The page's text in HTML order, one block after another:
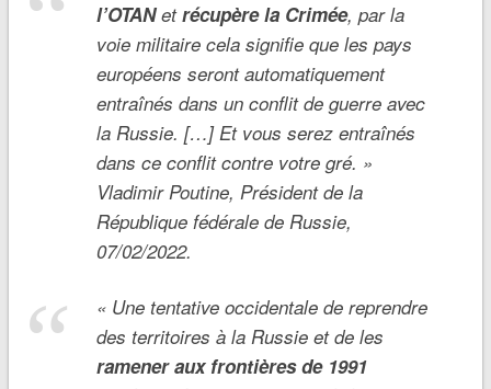
l’OTANetrécupère la Crimée, par la
voie militaire cela signifie que les pays
européens seront automatiquement
entraînés dans un conflit de guerre avec
la Russie. […] Et vous serez entraînés
dans ce conflit contre votre gré. »
Vladimir Poutine, Président de la
République fédérale de Russie,
07/02/2022.
« Une tentative occidentale de reprendre
des territoires à la Russie et de les
ramener aux frontières de 1991